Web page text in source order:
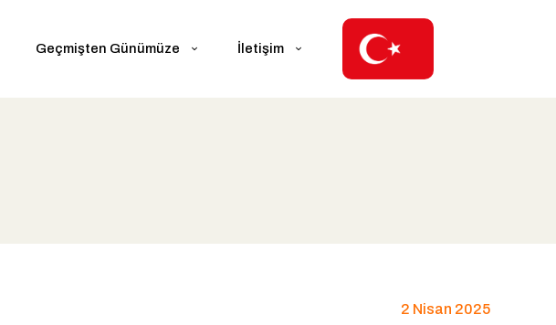
Geçmişten Günümüze İletişim
2 Nisan 2025